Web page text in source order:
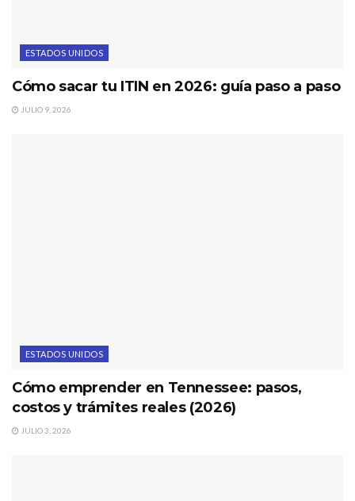
ESTADOS UNIDOS
Cómo sacar tu ITIN en 2026: guía paso a paso
JULIO 9, 2026
ESTADOS UNIDOS
Cómo emprender en Tennessee: pasos,
costos y trámites reales (2026)
JULIO 3, 2026